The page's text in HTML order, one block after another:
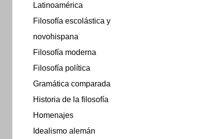
Latinoamérica
Filosofía escolástica y
novohispana
Filosofía moderna
Filosofía política
Gramática comparada
Historia de la filosofía
Homenajes
Idealismo alemán